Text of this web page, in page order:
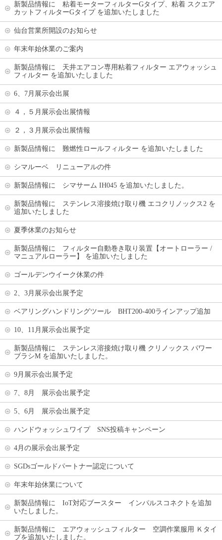
新製品情報に 粘着モーターフィルターGタイプ、粘着 スクエア
カットフィルターGタイプ を追加いたしました
仙台営業所開設のお知らせ
年末年始休業のご案内
新製品情報に 天井エアコン専用粘着フィルター エアウォッシュ
フィルター を追加いたしました
6、7月展示会出展
４，５月展示会出展情報
２，３月展示会出展情報
新製品情報に 難燃性ロールフィルター を追加いたしました
シマルーベ リニューアルの件
新製品情報に シマサーム IH045 を追加いたしました。
新製品情報に ステンレス溶接焼け取り機 エコクリノックス2 を
追加いたしました
夏季休業のお知らせ
新製品情報に フィルター自動巻き取り装置【オートローラー /
マニュアルローラー】 を追加いたしました
ゴールデンウイーク休業の件
2、3月展示会出展予定
ベアリングハンドリングツール BHT200-400ラインアップ追加
10、11月展示会出展予定
新製品情報に ステンレス溶接焼け取り機 クリノックス パワー
ブラシM を追加いたしました。
9月展示会出展予定
7、8月 展示会出展予定
5、6月 展示会出展予定
ハンドウォッシュワイプ SNS投稿キャンペーン
4月の展示会出展予定
SGDsゴールドパートナー認定について
年末年始休業について
新製品情報に IoT対応ブースター インパルスコネクトを追加
いたしました。
新製品情報に エアウォッシュフィルター 空調作業服用 Ｋタイ
プを追加いたしました。